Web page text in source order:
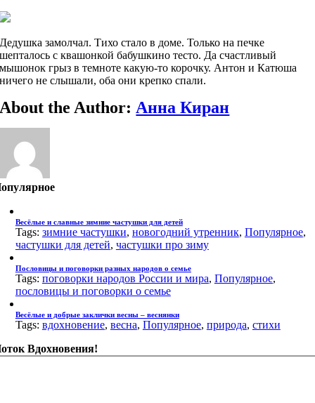
Дедушка замолчал. Тихо стало в доме. Только на печке
шепталось с квашонкой бабушкино тесто. Да счастливый
мышонок грыз в темноте какую-то корочку. Антон и Катюша
ничего не слышали, оба они крепко спали.
About the Author: Анна Киран
Весёлые и славные зимние частушки для детей
Tags: зимние частушки, новогодний утренник, Популярное,
частушки для детей, частушки про зиму
Пословицы и поговорки разных народов о семье
Tags: поговорки народов России и мира, Популярное,
пословицы и поговорки о семье
Весёлые и добрые заклички весны – веснянки
Tags: вдохновение, весна, Популярное, природа, стихи
Вдохновения!